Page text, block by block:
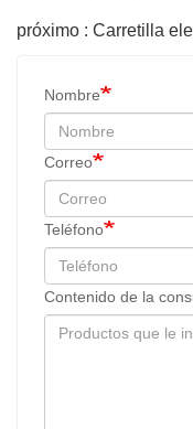
próximo : Carretilla
Nombre
Correo
Teléfono
Contenido de la